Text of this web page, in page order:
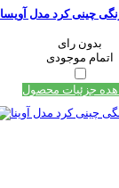
چینی کرد مدل آویسا
بدون رای
اتمام موجودی
جزئیات محصول